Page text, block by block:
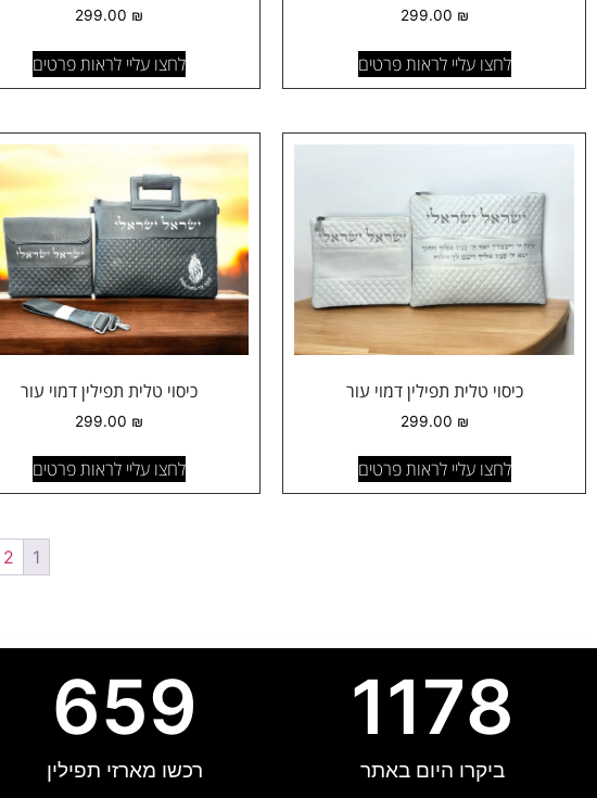
299.00 ₪
לחצו עליי לראות פרטים
299.00 ₪
לחצו עליי לראות פרטים
כיסוי טלית תפילין דמוי עור
299.00 ₪
לחצו עליי לראות פרטים
כיסוי טלית תפילין דמוי עור
299.00 ₪
לחצו עליי לראות פרטים
1
2
ביקרו היום באתר
1178
רכשו מארזי תפילין
659